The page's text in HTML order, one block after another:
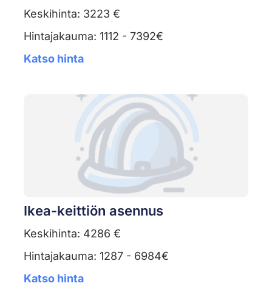
Keskihinta: 3223 €
Hintajakauma: 1112 - 7392€
Katso hinta
Ikea-keittiön asennus
Keskihinta: 4286 €
Hintajakauma: 1287 - 6984€
Katso hinta